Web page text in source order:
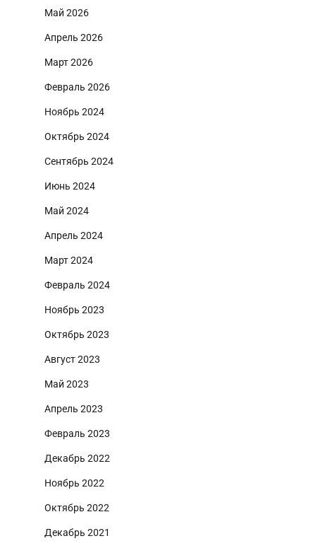
Май 2026
Апрель 2026
Март 2026
Февраль 2026
Ноябрь 2024
Октябрь 2024
Сентябрь 2024
Июнь 2024
Май 2024
Апрель 2024
Март 2024
Февраль 2024
Ноябрь 2023
Октябрь 2023
Август 2023
Май 2023
Апрель 2023
Февраль 2023
Декабрь 2022
Ноябрь 2022
Октябрь 2022
Декабрь 2021